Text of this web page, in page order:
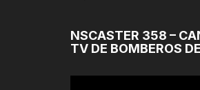
NSCASTER 358 –
TV DE BOMBEROS